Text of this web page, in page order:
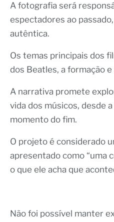
A fotografia será
espectadores ao
autêntica.
Os temas principais dos
dos Beatles, a formação e
A narrativa promete
vida dos músicos, desde
momento do fim.
O projeto é considerado
apresentado como “uma
o que ele acha que
Não foi possível manter